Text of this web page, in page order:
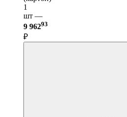
1
шт —
9 96293
₽